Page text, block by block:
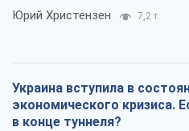
Юрий Христензен 7,2 т.
Украина вступила в
экономического кризиса.
в конце туннеля?